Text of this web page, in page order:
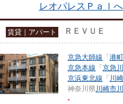
レオパレスＰａｌ
賃貸｜アパート ＲＥＶＵＥ
京急大師線 「 港町
京急本線 「 京急
京浜東北線 「 川崎
神奈川県川崎市
-